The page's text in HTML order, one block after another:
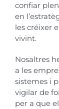
confiar
en
les créixer
vivint.
Nosaltres
a les
sistemes i
vigilar de
per a que